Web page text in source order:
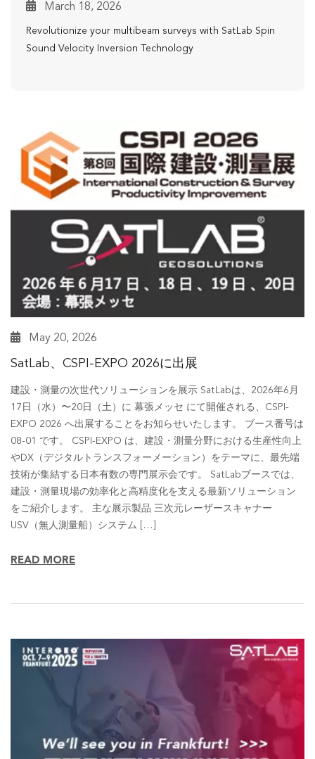
March 18, 2026
Revolutionize your multibeam surveys with SatLab Spin
Sound Velocity Inversion Technology
May 20, 2026
SatLab、CSPI-EXPO 2026に出展
建設・測量の次世代ソリューションを展示 SatLabは、2026年6月
17日（水）〜20日（土）に 幕張メッセ にて開催される、CSPI-
EXPO 2026 へ出展することをお知らせいたします。 ブース番号は
08-01 です。 CSPI-EXPO は、建設・測量分野における生産性向上
やDX（デジタルトランスフォーメーション）をテーマに、最先端
技術が集結する日本有数の専門展示会です。 SatLabブースでは、
建設・測量現場の効率化と高精度化を支える最新ソリューション
をご紹介します。 主な展示製品 三次元レーザースキャナー
USV（無人測量船）システム […]
READ MORE